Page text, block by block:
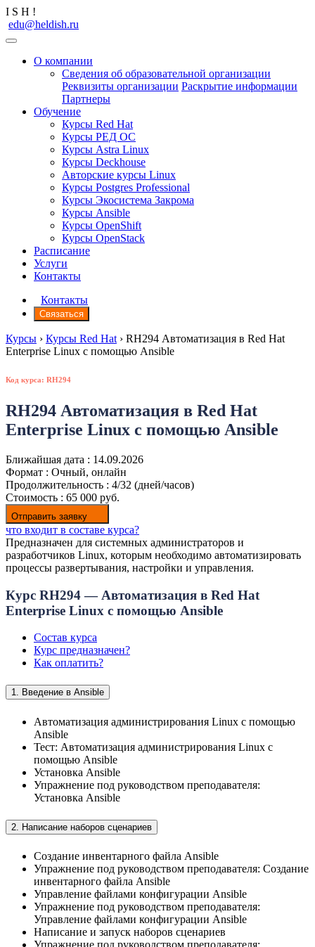
I S H !
edu@heldish.ru
О компании
Сведения об образовательной организации
Реквизиты организации Раскрытие информации
Партнеры
Обучение
Курсы Red Hat
Курсы РЕД ОС
Курсы Astra Linux
Курсы Deckhouse
Авторские курсы Linux
Курсы Postgres Professional
Курсы Экосистема Закрома
Курсы Ansible
Курсы OpenShift
Курсы OpenStack
Расписание
Услуги
Контакты
Контакты
Связаться
Курсы › Курсы Red Hat › RH294 Автоматизация в Red Hat
Enterprise Linux с помощью Ansible
Код курса: RH294
RH294 Автоматизация в Red Hat
Enterprise Linux с помощью Ansible
Ближайшая дата : 14.09.2026
Формат : Очный, онлайн
Продолжительность : 4/32 (дней/часов)
Стоимость : 65 000 руб.
Отправить заявку
что входит в составе курса?
Предназначен для системных администраторов и
разработчиков Linux, которым необходимо автоматизировать
процессы развертывания, настройки и управления.
Курс RH294 — Автоматизация в Red Hat
Enterprise Linux с помощью Ansible
Состав курса
Курс предназначен?
Как оплатить?
1. Введение в Ansible
Автоматизация администрирования Linux с помощью
Ansible
Тест: Автоматизация администрирования Linux с
помощью Ansible
Установка Ansible
Упражнение под руководством преподавателя:
Установка Ansible
2. Написание наборов сценариев
Создание инвентарного файла Ansible
Упражнение под руководством преподавателя: Создание
инвентарного файла Ansible
Управление файлами конфигурации Ansible
Упражнение под руководством преподавателя:
Управление файлами конфигурации Ansible
Написание и запуск наборов сценариев
Упражнение под руководством преподавателя: